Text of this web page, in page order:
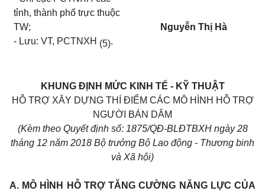
tỉnh, thành phố trực thuộc
TW;
- Lưu: VT, PCTNXH (5).
Nguyễn Thị Hà
KHUNG ĐỊNH MỨC KINH TẾ - KỸ THUẬT
HỖ TRỢ XÂY DỰNG THÍ ĐIỂM CÁC MÔ HÌNH HỖ TRỢ
NGƯỜI BÁN DÂM
(Kèm theo Quyếtđịnh số: 1875/QĐ-BLĐTBXH ngày28
tháng 12 năm 2018 Bộ trưởng Bộ Lao động - Thương binh
và Xã hội)
A. MÔ HÌNH HỖ TRỢ TĂNG CƯỜNG NĂNG LỰC CỦA